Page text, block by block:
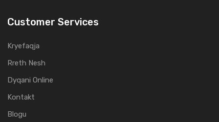
Customer Services
Kryefaqja
Rreth Nesh
Dyqani Online
Kontakt
Blogu